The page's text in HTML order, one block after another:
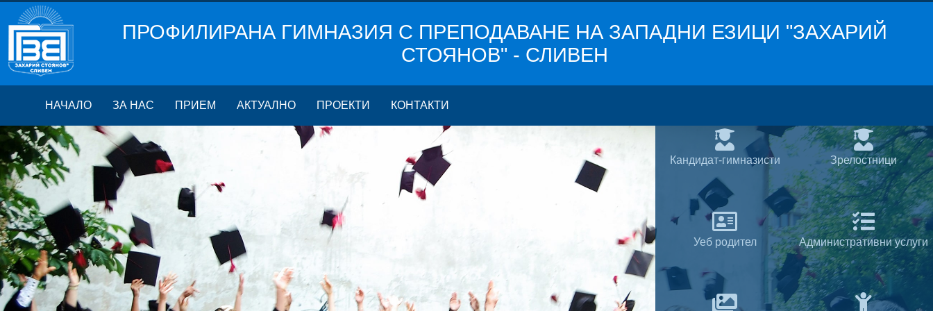
ПРОФИЛИРАНА ГИМНАЗИЯ С ПРЕПОДАВАНЕ НА ЗАПАДНИ ЕЗИЦИ "ЗАХАРИЙ
СТОЯНОВ" - СЛИВЕН
НАЧАЛО ЗА НАС ПРИЕМ АКТУАЛНО ПРОЕКТИ КОНТАКТИ
Кандидат-гимназисти Зрелостници
Уеб родител Административни услуги